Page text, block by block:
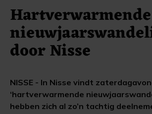
Hartverwarmende
door Nisse
NISSE - In Nisse vindt
‘hartverwarmende
hebben zich al zo’n tachtig